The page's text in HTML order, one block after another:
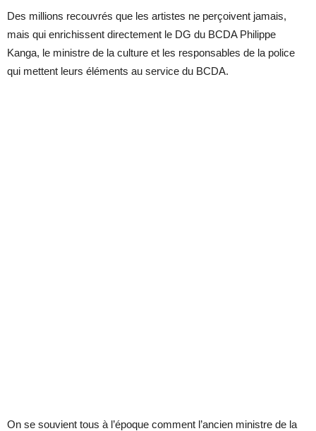
Des millions recouvrés que les artistes ne perçoivent jamais,
mais qui enrichissent directement le DG du BCDA Philippe
Kanga, le ministre de la culture et les responsables de la police
qui mettent leurs éléments au service du BCDA.
On se souvient tous à l’époque comment l’ancien ministre de la